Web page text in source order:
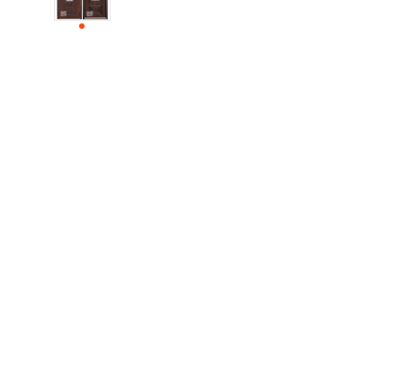
ДЕРЕВЯННЫЕ